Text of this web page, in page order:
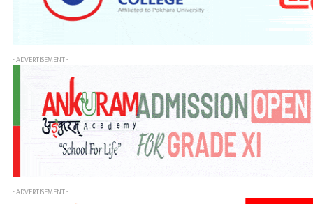
- ADVERTISEMENT -
- ADVERTISEMENT -